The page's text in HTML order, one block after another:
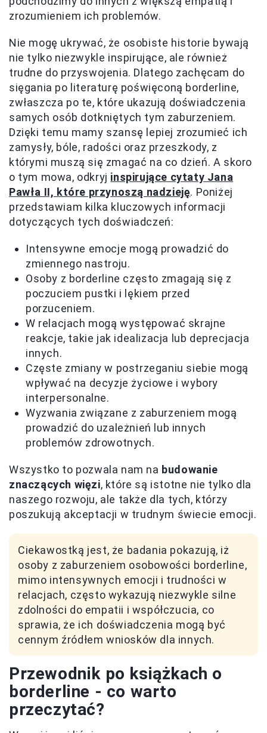
zrozumieniem ich problemów.
Nie mogę ukrywać, że osobiste historie bywają
nie tylko niezwykle inspirujące, ale również
trudne do przyswojenia. Dlatego zachęcam do
sięgania po literaturę poświęconą borderline,
zwłaszcza po te, które ukazują doświadczenia
samych osób dotkniętych tym zaburzeniem.
Dzięki temu mamy szansę lepiej zrozumieć ich
zamysły, bóle, radości oraz przeszkody, z
którymi muszą się zmagać na co dzień. A skoro
o tym mowa, odkryj inspirujące cytaty Jana
Pawła II, które przynoszą nadzieję. Poniżej
przedstawiam kilka kluczowych informacji
dotyczących tych doświadczeń:
Intensywne emocje mogą prowadzić do
zmiennego nastroju.
Osoby z borderline często zmagają się z
poczuciem pustki i lękiem przed
porzuceniem.
W relacjach mogą występować skrajne
reakcje, takie jak idealizacja lub deprecjacja
innych.
Częste zmiany w postrzeganiu siebie mogą
wpływać na decyzje życiowe i wybory
interpersonalne.
Wyzwania związane z zaburzeniem mogą
prowadzić do uzależnień lub innych
problemów zdrowotnych.
Wszystko to pozwala nam na budowanie
znaczących więzi, które są istotne nie tylko dla
naszego rozwoju, ale także dla tych, którzy
poszukują akceptacji w trudnym świecie emocji.
Ciekawostką jest, że badania pokazują, iż
osoby z zaburzeniem osobowości borderline,
mimo intensywnych emocji i trudności w
relacjach, często wykazują niezwykle silne
zdolności do empatii i współczucia, co
sprawia, że ich doświadczenia mogą być
cennym źródłem wniosków dla innych.
Przewodnik po książkach o
borderline - co warto
przeczytać?